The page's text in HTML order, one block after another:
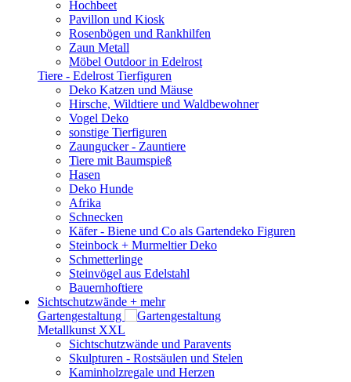
Hochbeet
Pavillon und Kiosk
Rosenbögen und Rankhilfen
Zaun Metall
Möbel Outdoor in Edelrost
Tiere - Edelrost Tierfiguren
Deko Katzen und Mäuse
Hirsche, Wildtiere und Waldbewohner
Vogel Deko
sonstige Tierfiguren
Zaungucker - Zauntiere
Tiere mit Baumspieß
Hasen
Deko Hunde
Afrika
Schnecken
Käfer - Biene und Co als Gartendeko Figuren
Steinbock + Murmeltier Deko
Schmetterlinge
Steinvögel aus Edelstahl
Bauernhoftiere
Sichtschutzwände + mehr
Gartengestaltung
Metallkunst XXL
Sichtschutzwände und Paravents
Skulpturen - Rostsäulen und Stelen
Kaminholzregale und Herzen